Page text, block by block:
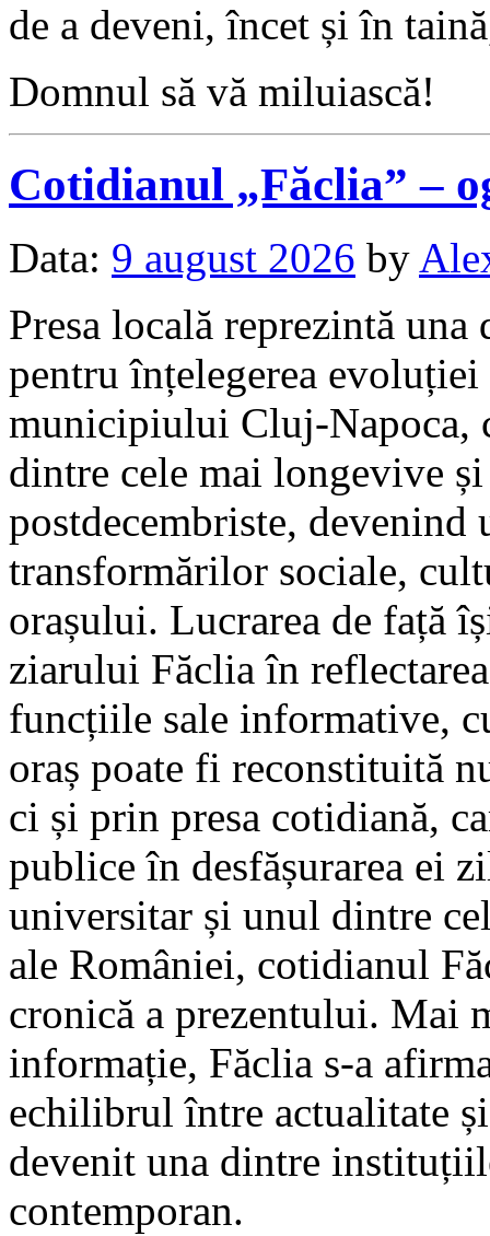
de a deveni, încet și în
Domnul să vă miluiască!
Cotidianul „Făclia” –
Data: 9 august 2026 by
Presa locală reprezintă
pentru înțelegerea
municipiului Cluj-Napoca,
dintre cele mai longevive
postdecembriste, devenind
transformărilor sociale,
orașului. Lucrarea de față
ziarului Făclia în
funcțiile sale informative,
oraș poate fi reconstituită
ci și prin presa cotidiană,
publice în desfășurarea ei
universitar și unul dintre
ale României, cotidianul
cronică a prezentului. Mai
informație, Făclia s-a
echilibrul între actualitate
devenit una dintre
contemporan.